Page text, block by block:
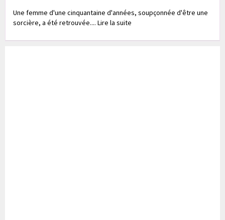
Une femme d'une cinquantaine d'années, soupçonnée d'être une
sorcière, a été retrouvée.... Lire la suite